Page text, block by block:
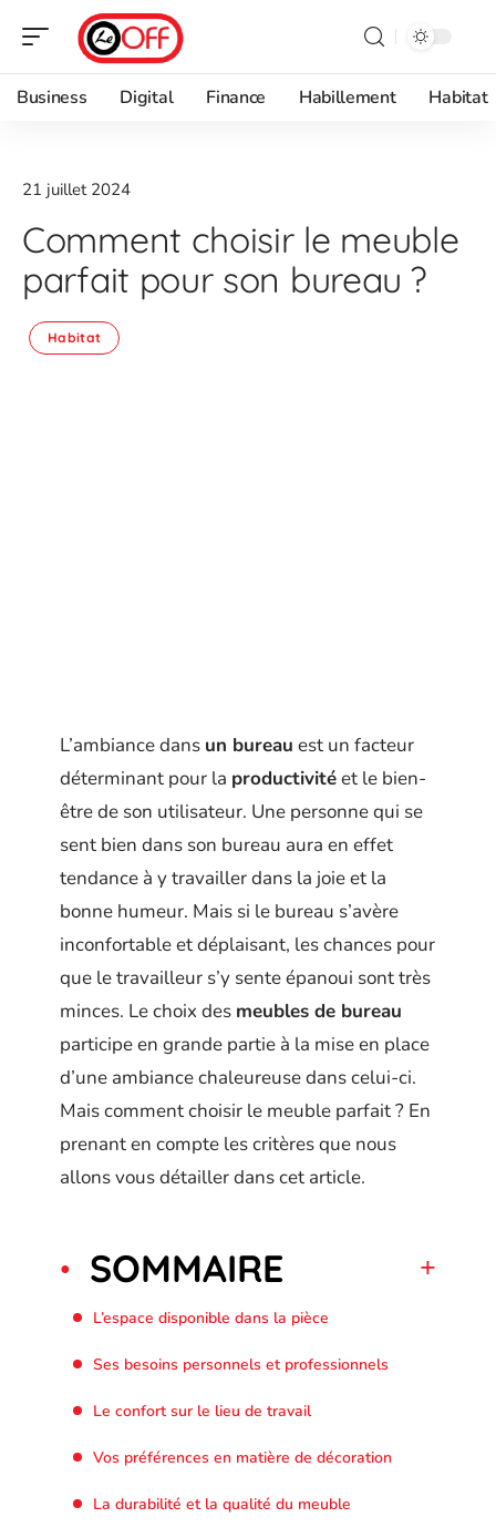
Business Digital Finance Habillement Habitat
21 juillet 2024
Comment choisir le meuble
parfait pour son bureau ?
Habitat
L’ambiance dans un bureau est un facteur
déterminant pour la productivitéet le bien-
être de son utilisateur. Une personne qui se
sent bien dans son bureau aura en effet
tendance à y travailler dans la joie et la
bonne humeur. Mais si le bureau s’avère
inconfortable et déplaisant, les chances pour
que le travailleur s’y sente épanoui sont très
minces. Le choix des meubles de bureau
participe en grande partie à la mise en place
d’une ambiance chaleureuse dans celui-ci.
Mais comment choisir le meuble parfait ? En
prenant en compte les critères que nous
allons vous détailler dans cet article.
SOMMAIRE
L’espace disponible dans la pièce
Ses besoins personnels et professionnels
Le confort sur le lieu de travail
Vos préférences en matière de décoration
La durabilité et la qualité du meuble